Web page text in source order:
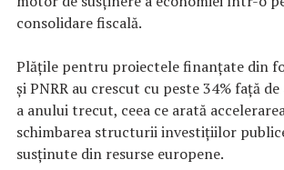
consolidare fiscală.
Plățile pentru proiectele finanțate din
și PNRR au crescut cu peste 34% față
a anului trecut, ceea ce arată
schimbarea structurii investițiilor
susținute din resurse europene.